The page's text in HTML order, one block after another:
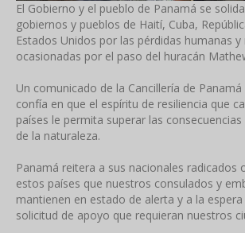
El Gobierno y el pueblo de Panamá se
gobiernos y pueblos de Haití, Cuba,
Estados Unidos por las pérdidas humanas
ocasionadas por el paso del huracán
Un comunicado de la Cancillería de
confía en que el espíritu de resiliencia que
países le permita superar las
de la naturaleza.
Panamá reitera a sus nacionales radicados
estos países que nuestros consulados y
mantienen en estado de alerta y a la
solicitud de apoyo que requieran nuestros